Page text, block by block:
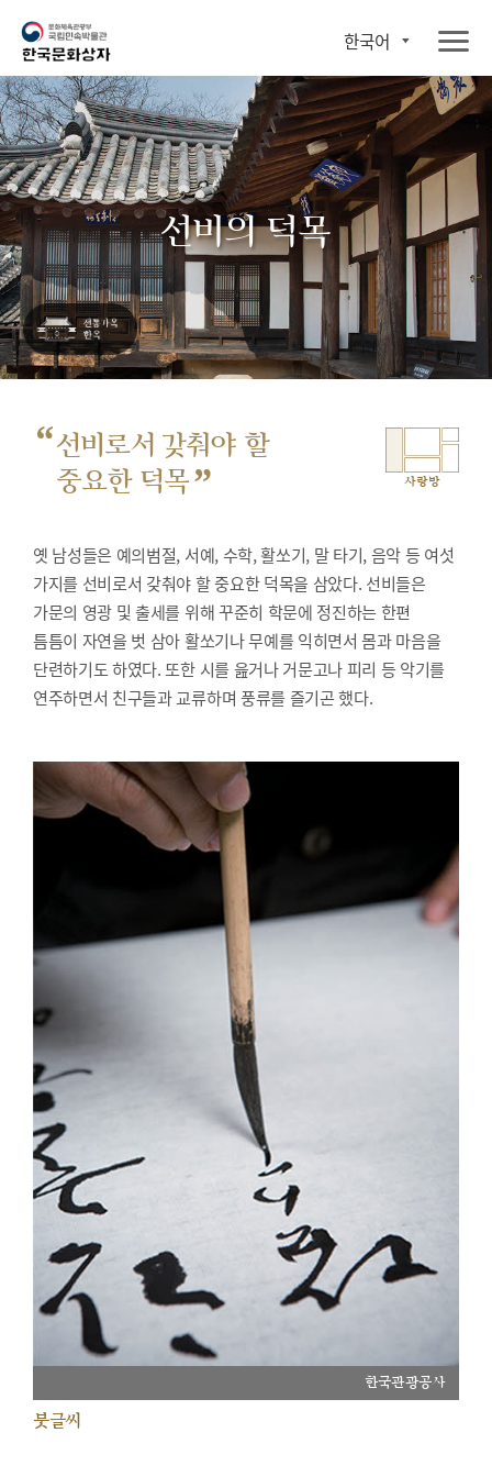
한국어
선비의 덕목
“선비로서 갖춰야 할
중요한 덕목” 사랑방
옛 남성들은 예의범절, 서예, 수학, 활쏘기, 말 타기, 음악 등 여섯
가지를 선비로서 갖춰야 할 중요한 덕목을 삼았다. 선비들은
가문의 영광 및 출세를 위해 꾸준히 학문에 정진하는 한편
틈틈이 자연을 벗 삼아 활쏘기나 무예를 익히면서 몸과 마음을
단련하기도 하였다. 또한 시를 읊거나 거문고나 피리 등 악기를
연주하면서 친구들과 교류하며 풍류를 즐기곤 했다.
한국관광공사
붓글씨